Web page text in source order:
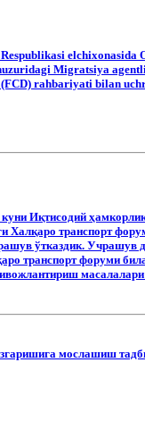
elchixonasida
Migratsiya
rahbariyati bilan
Иқтисодий
Халқаро транспорт
ўтказдик. Учрашув
транспорт форуми
мослашиш